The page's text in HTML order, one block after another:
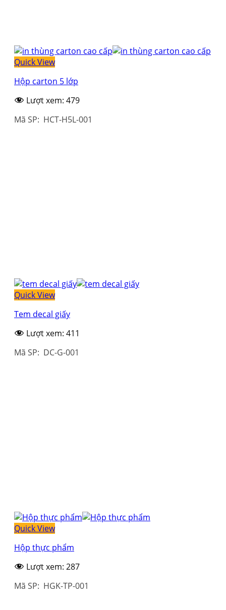
Quick View
Hộp carton 5 lớp
Lượt xem: 479
Mã SP: HCT-H5L-001
Quick View
Tem decal giấy
Lượt xem: 411
Mã SP: DC-G-001
Quick View
Hộp thực phẩm
Lượt xem: 287
Mã SP: HGK-TP-001